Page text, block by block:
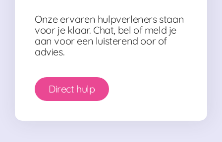
Onze ervaren hulpverleners staan
voor je klaar. Chat, bel of meld je
aan voor een luisterend oor of
advies.
Direct hulp